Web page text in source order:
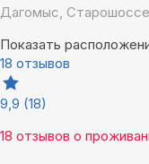
Дагомыс,
Показать
18 отзывов
9,9 (18)
18 отзывов о